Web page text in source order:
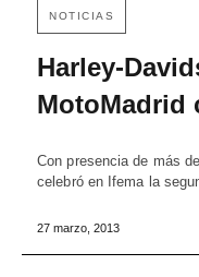
NOTICIAS
Harley-
MotoMadrid
Con presencia de más
celebró en Ifema la
27 marzo, 2013